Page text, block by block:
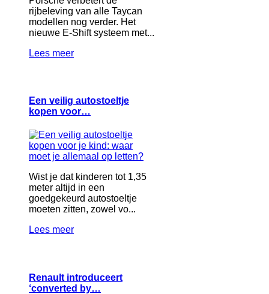
rijbeleving van alle Taycan
modellen nog verder. Het
nieuwe E-Shift systeem met...
Lees meer
Een veilig autostoeltje
kopen voor…
Wist je dat kinderen tot 1,35
meter altijd in een
goedgekeurd autostoeltje
moeten zitten, zowel vo...
Lees meer
Renault introduceert
‘converted by…